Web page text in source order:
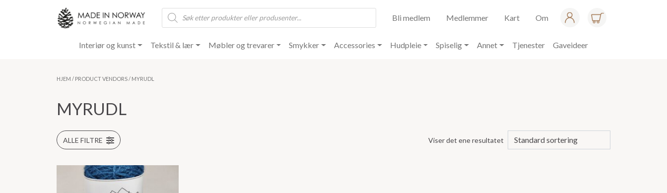
Products
search
Bli medlem Medlemmer Kart Om
Interiør og kunst Tekstil & lær Møbler og trevarer Smykker Accessories Hudpleie Spiselig Annet Tjenester Gaveideer
HJEM / PRODUCT VENDORS / MYRUDL
MYRUDL
ALLE FILTRE Viser det ene resultatet